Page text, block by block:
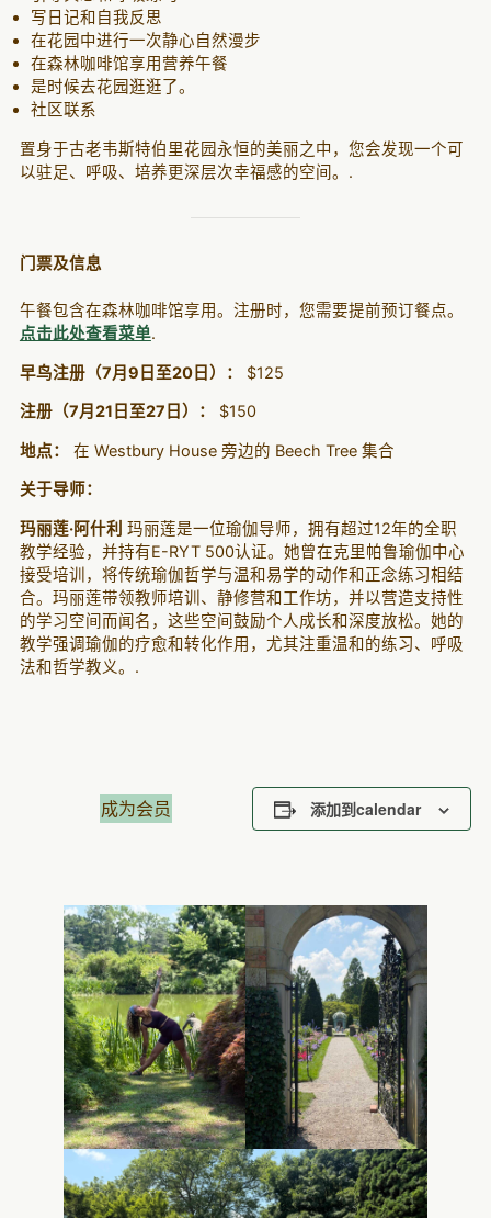
写日记和自我反思
在花园中进行一次静心自然漫步
在森林咖啡馆享用营养午餐
是时候去花园逛逛了。
社区联系
置身于古老韦斯特伯里花园永恒的美丽之中，您会发现一个可
以驻足、呼吸、培养更深层次幸福感的空间。.
门票及信息
午餐包含在森林咖啡馆享用。注册时，您需要提前预订餐点。
点击此处查看菜单.
早鸟注册（7月9日至20日）：
$125
注册（7月21日至27日）：
$150
地点：
在 Westbury House 旁边的 Beech Tree 集合
关于导师：
玛丽莲·阿什利 玛丽莲是一位瑜伽导师，拥有超过12年的全职
教学经验，并持有E-RYT 500认证。她曾在克里帕鲁瑜伽中心
接受培训，将传统瑜伽哲学与温和易学的动作和正念练习相结
合。玛丽莲带领教师培训、静修营和工作坊，并以营造支持性
的学习空间而闻名，这些空间鼓励个人成长和深度放松。她的
教学强调瑜伽的疗愈和转化作用，尤其注重温和的练习、呼吸
法和哲学教义。.
成为会员 添加到calendar